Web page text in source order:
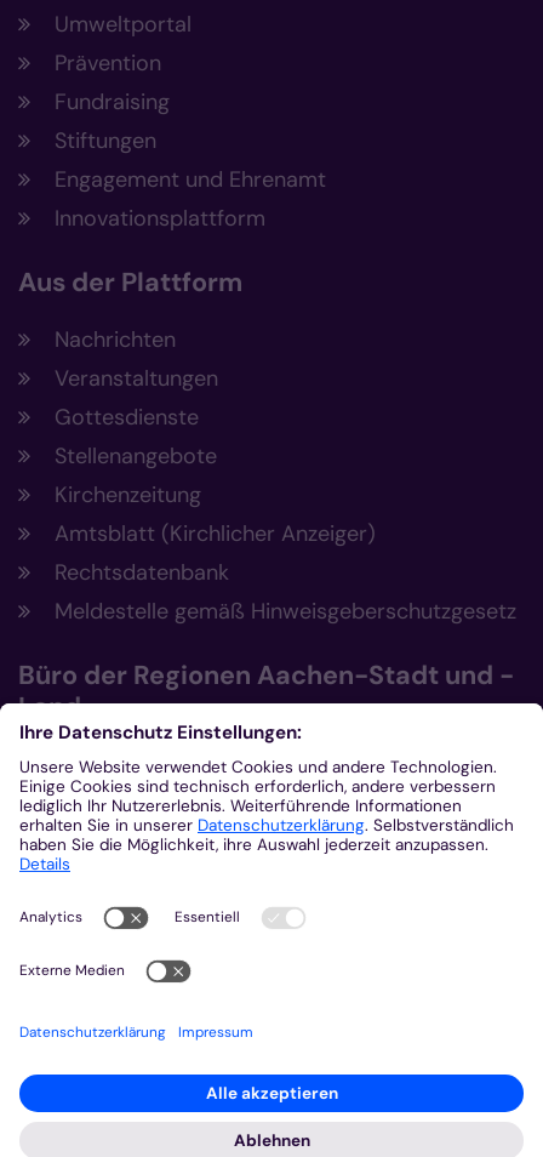
Umweltportal
Prävention
Fundraising
Stiftungen
Engagement und Ehrenamt
Innovationsplattform
Aus der Plattform
Nachrichten
Veranstaltungen
Gottesdienste
Stellenangebote
Kirchenzeitung
Amtsblatt (Kirchlicher Anzeiger)
Rechtsdatenbank
Meldestelle gemäß Hinweisgeberschutzgesetz
Büro der Regionen Aachen-Stadt und -
Land
Büro der Regionen Aachen-Stadt und
Aachen-Land
Post- und Besucheradresse
Eupener Str. 134
52066 Aachen
0241 4790-101
0241 4790-222
bdr-ac@bistum-aachen.de
http://katholisch-im-raum-aachen.de